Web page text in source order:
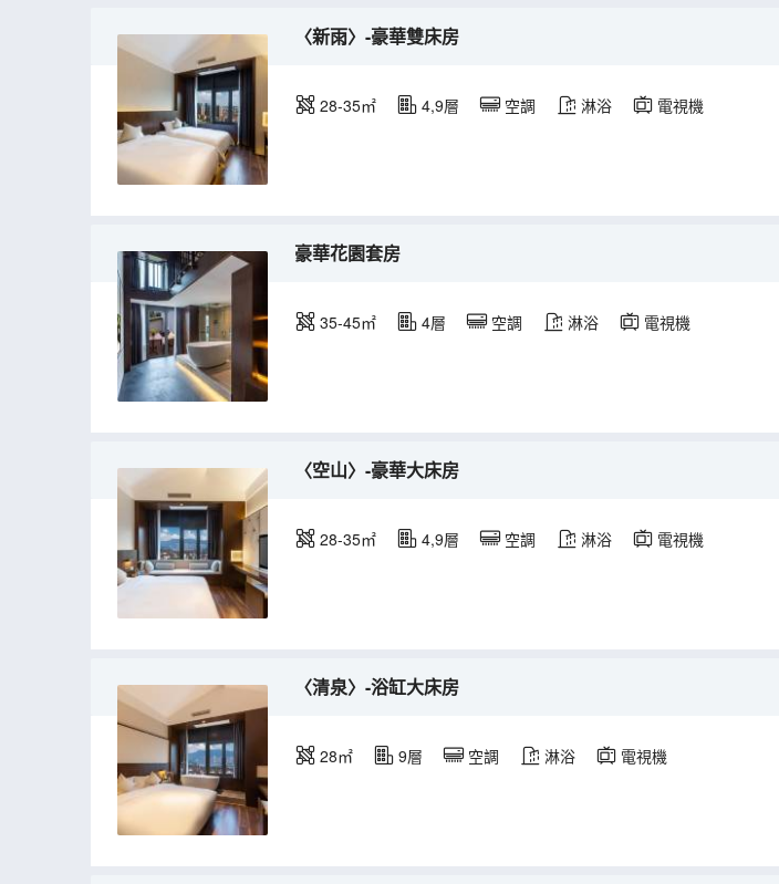
〈新雨〉-豪華雙床房
28-35㎡ 4,9層 空調 淋浴 電視機
豪華花園套房
35-45㎡ 4層 空調 淋浴 電視機
〈空山〉-豪華大床房
28-35㎡ 4,9層 空調 淋浴 電視機
〈清泉〉-浴缸大床房
28㎡ 9層 空調 淋浴 電視機